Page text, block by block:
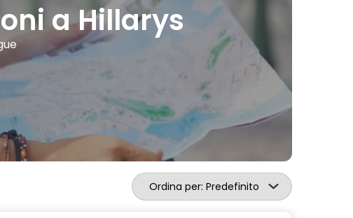
a Hillarys
Ordina per: Predefinito